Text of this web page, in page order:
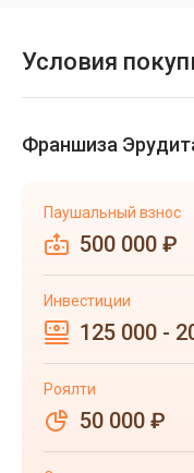
Условия
Франшиза
Паушальный взнос
500 000 ₽
Инвестиции
125 000 -
Роялти
50 000 ₽